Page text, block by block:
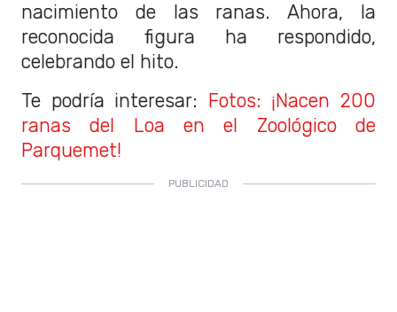
nacimiento de las ranas. Ahora, la
reconocida figura ha respondido,
celebrando el hito.
Te podría interesar:
Fotos: ¡Nacen 200
ranas del Loa en el Zoológico de
Parquemet!